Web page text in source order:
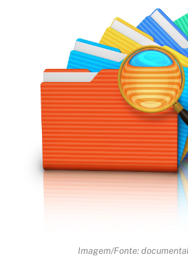
Imagem/Fonte: